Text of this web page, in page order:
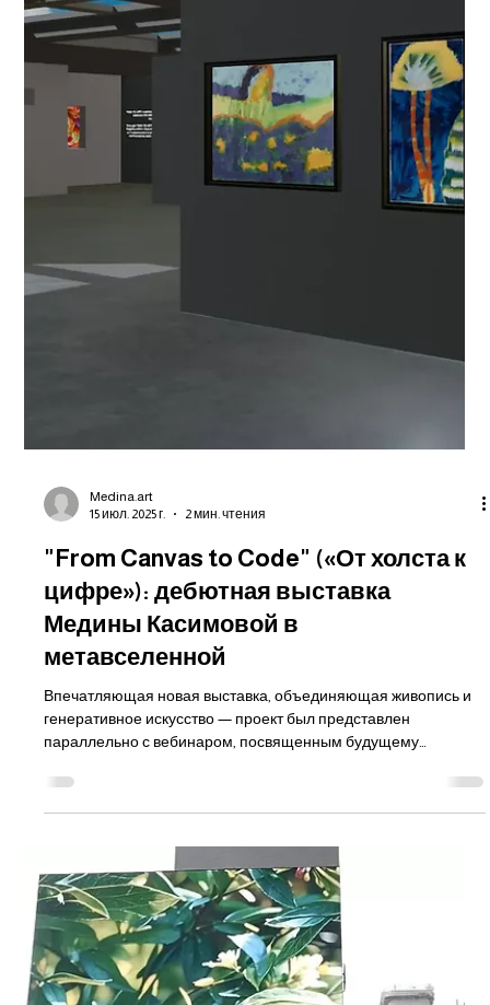
Medina.art
"From Canvas to Code" («От холста к
цифре»): дебютная выставка
Медины Касимовой в
метавселенной
Впечатляющая новая выставка, объединяющая живопись и
генеративное искусство — проект был представлен
параллельно с вебинаром, посвященным будущему
сохранения цифрового наследия